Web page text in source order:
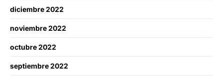
diciembre 2022
noviembre 2022
octubre 2022
septiembre 2022